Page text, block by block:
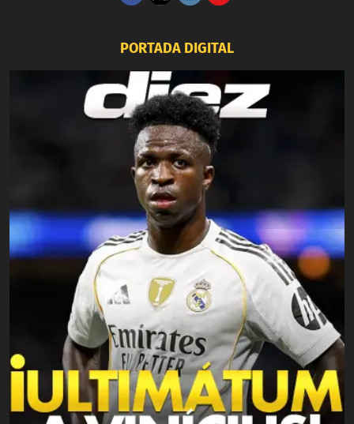
PORTADA DIGITAL